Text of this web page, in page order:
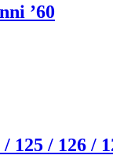
’60
/ 126 /